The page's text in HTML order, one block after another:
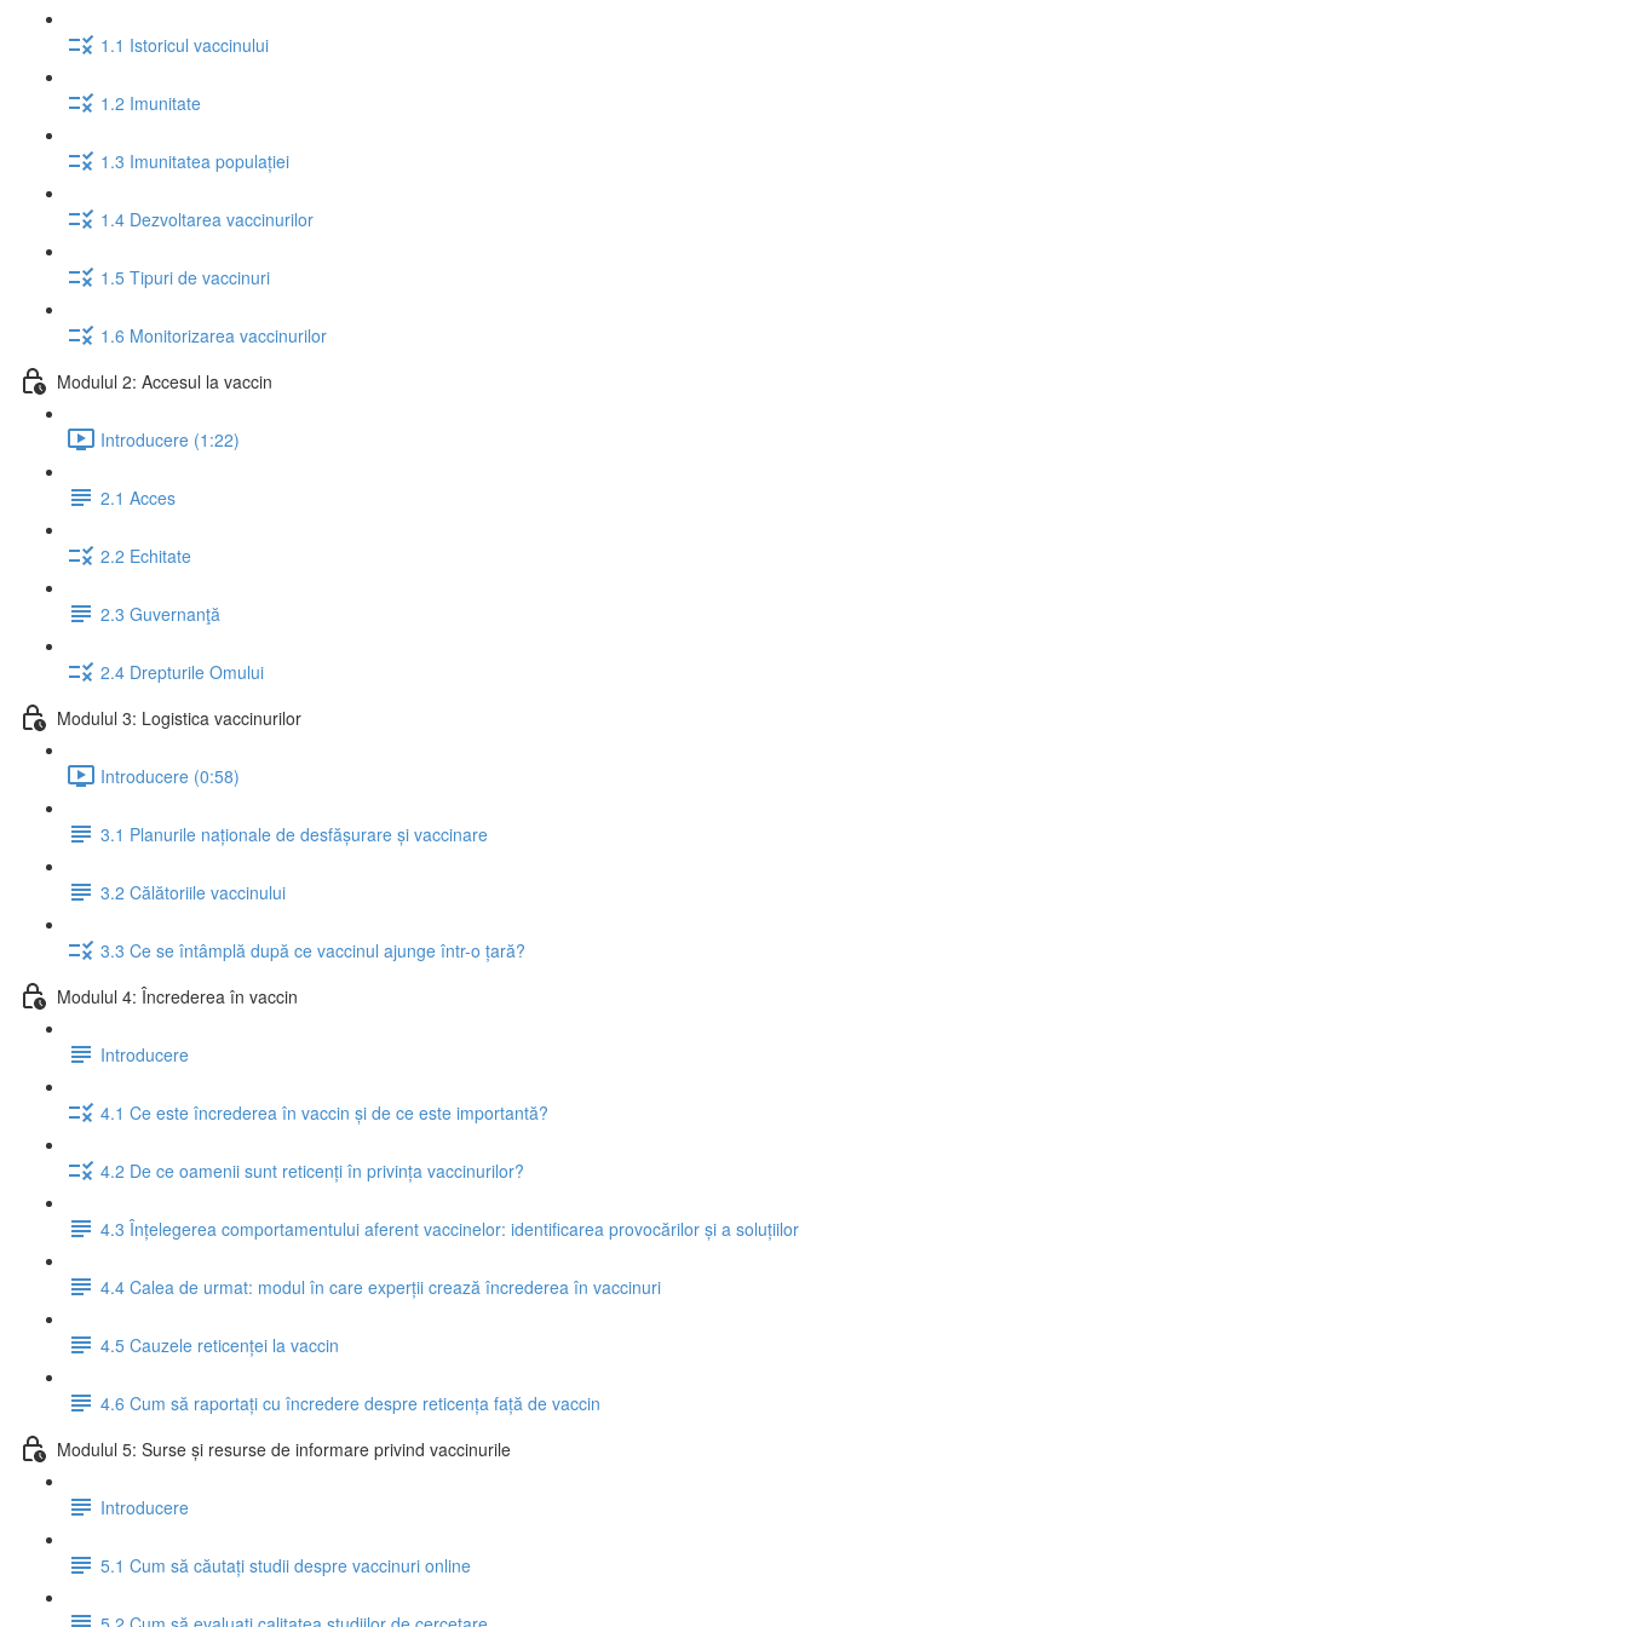
1.1 Istoricul vaccinului
1.2 Imunitate
1.3 Imunitatea populației
1.4 Dezvoltarea vaccinurilor
1.5 Tipuri de vaccinuri
1.6 Monitorizarea vaccinurilor
Modulul 2: Accesul la vaccin
Introducere (1:22)
2.1 Acces
2.2 Echitate
2.3 Guvernanţă
2.4 Drepturile Omului
Modulul 3: Logistica vaccinurilor
Introducere (0:58)
3.1 Planurile naționale de desfășurare și vaccinare
3.2 Călătoriile vaccinului
3.3 Ce se întâmplă după ce vaccinul ajunge într-o țară?
Modulul 4: Încrederea în vaccin
Introducere
4.1 Ce este încrederea în vaccin și de ce este importantă?
4.2 De ce oamenii sunt reticenți în privința vaccinurilor?
4.3 Înțelegerea comportamentului aferent vaccinelor: identificarea provocărilor și a soluțiilor
4.4 Calea de urmat: modul în care experții crează încrederea în vaccinuri
4.5 Cauzele reticenței la vaccin
4.6 Cum să raportați cu încredere despre reticența față de vaccin
Modulul 5: Surse și resurse de informare privind vaccinurile
Introducere
5.1 Cum să căutați studii despre vaccinuri online